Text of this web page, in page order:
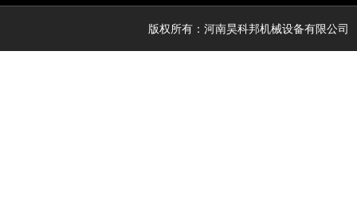
版权所有：河南昊科邦机械设备有限公